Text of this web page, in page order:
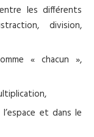
les différents
division,
« chacun »,
et dans le